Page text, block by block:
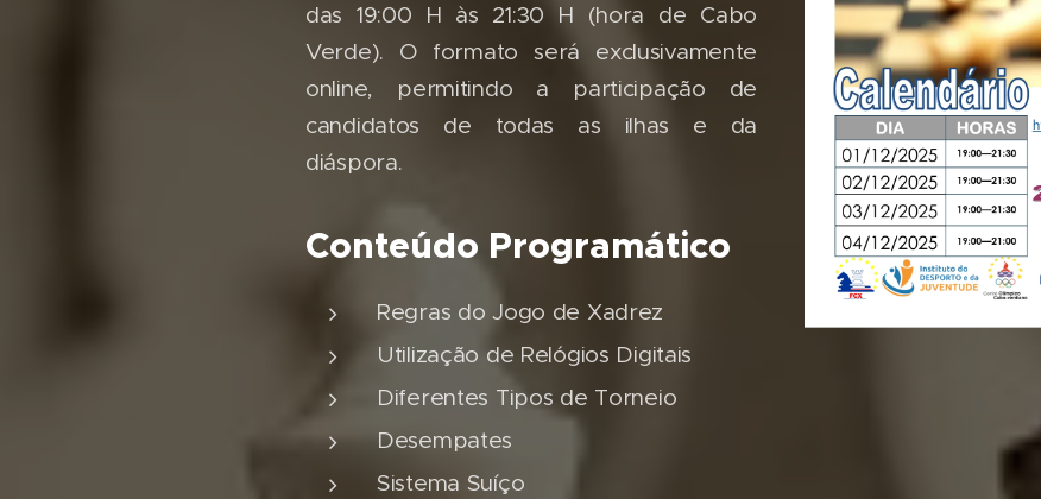
das 19:00 H às 21:30 H (hora de Cabo
Verde). O formato será exclusivamente
online, permitindo a participação de
candidatos de todas as ilhas e da
diáspora.
Conteúdo Programático
Regras do Jogo de Xadrez
Utilização de Relógios Digitais
Diferentes Tipos de Torneio
Desempates
Sistema Suíço